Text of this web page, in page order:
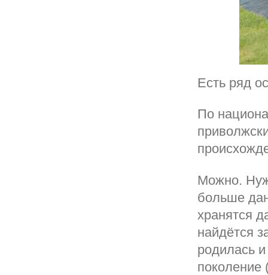
Есть ряд
По
Можно.
больше
хранятся
найдётся
родилась
поколение